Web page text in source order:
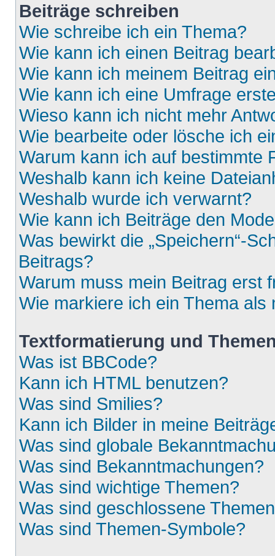
Beiträge schreiben
Wie schreibe ich ein Thema?
Wie kann ich einen Beitrag
Wie kann ich meinem Beitrag
Wie kann ich eine Umfrage
Wieso kann ich nicht mehr
Wie bearbeite oder lösche ich
Warum kann ich auf bestimmte
Weshalb kann ich keine
Weshalb wurde ich verwarnt?
Wie kann ich Beiträge den
Was bewirkt die „Speichern“-
Beitrags?
Warum muss mein Beitrag erst
Wie markiere ich ein Thema als
Textformatierung und
Was ist BBCode?
Kann ich HTML benutzen?
Was sind Smilies?
Kann ich Bilder in meine
Was sind globale
Was sind Bekanntmachungen?
Was sind wichtige Themen?
Was sind geschlossene
Was sind Themen-Symbole?